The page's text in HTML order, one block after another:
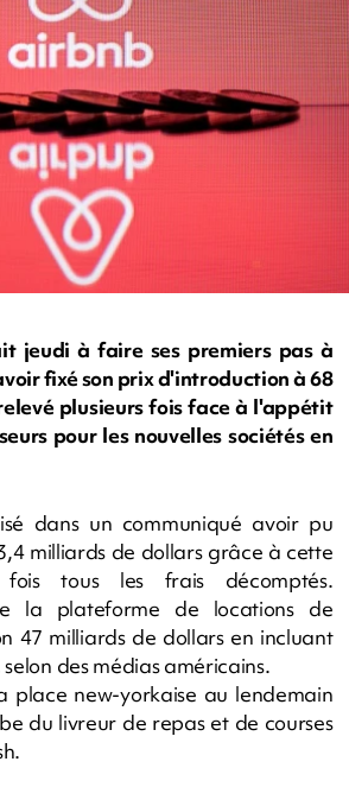
jeudi à faire ses premiers pas à
fixé son prix d'introduction à 68
plusieurs fois face à l'appétit
pour les nouvelles sociétés en
dans un communiqué avoir pu
milliards de dollars grâce à cette
fois tous les frais décomptés.
la plateforme de locations de
47 milliards de dollars en incluant
des médias américains.
place new-yorkaise au lendemain
du livreur de repas et de courses